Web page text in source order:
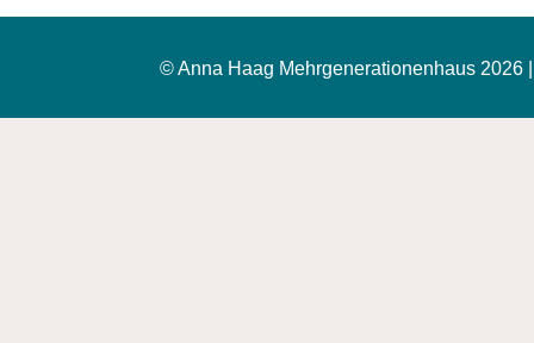
© Anna Haag Mehrgenerationenhaus 2026 |